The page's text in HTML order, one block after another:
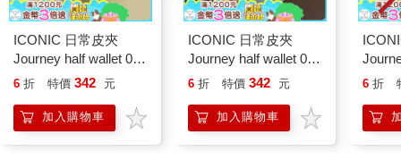
ICONIC 日常皮夾
Journey half wallet 03
Lavender
6 折 特價 342 元
加入購物車
ICONIC 日常皮夾
Journey half wallet 04
Pale blue
6 折 特價 342 元
加入購物車
6 折